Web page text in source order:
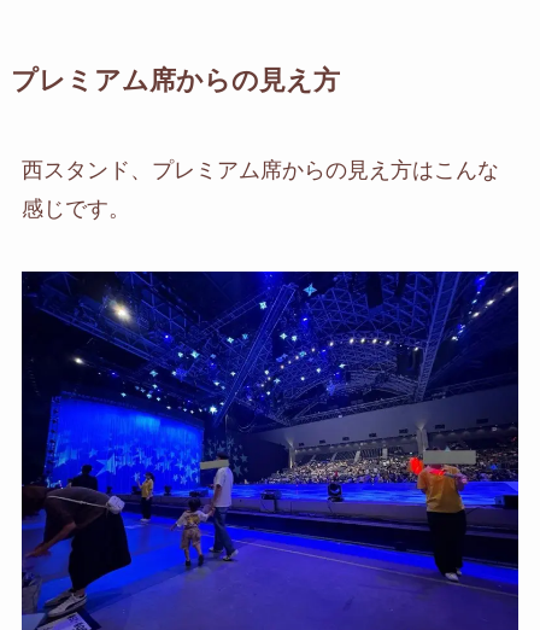
プレミアム席からの見え方
西スタンド、プレミアム席からの見え方はこんな
感じです。